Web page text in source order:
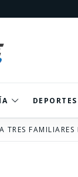
DEPORTES
TRES